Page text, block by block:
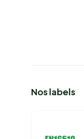
Nos labels